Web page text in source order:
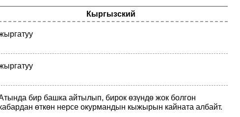
Кыргызский
бир башка айтылып, бирок өзүндө жок болгон
өткөн нерсе окурмандын кыжырын кайната албайт.